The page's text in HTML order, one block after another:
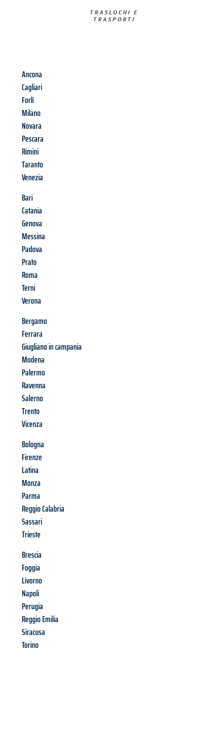
TRASLOCHI E
TRASPORTI​
Ancona
Cagliari
Forlì
Milano
Novara
Pescara
Rimini
Taranto
Venezia
Bari
Catania
Genova
Messina
Padova
Prato
Roma
Terni
Verona
Bergamo
Ferrara
Giugliano in campania
Modena
Palermo
Ravenna
Salerno
Trento
Vicenza
Bologna
Firenze
Latina
Monza
Parma
Reggio Calabria
Sassari
Trieste
Brescia
Foggia
Livorno
Napoli
Perugia
Reggio Emilia
Siracusa
Torino